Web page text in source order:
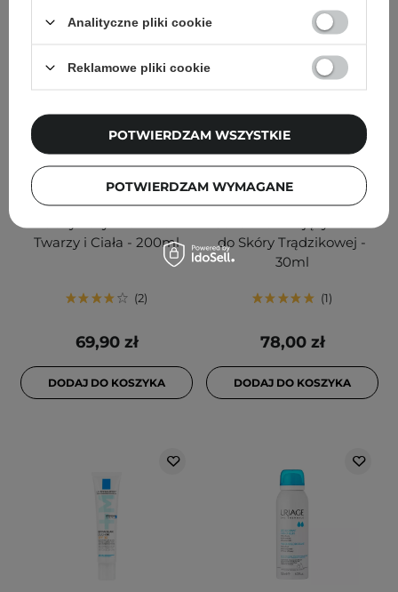
SVR - Topialyse Creme -
Twarzy i Ciała - 200ml
2
69,90 zł
DODAJ DO KOSZYKA
Bioderma - Sebium
do Skóry Trądzikowej -
30ml
1
78,00 zł
DODAJ DO KOSZYKA
Analityczne pliki cookie
Reklamowe pliki cookie
POTWIERDZAM WYMAGANE
POTWIERDZAM WSZYSTKIE